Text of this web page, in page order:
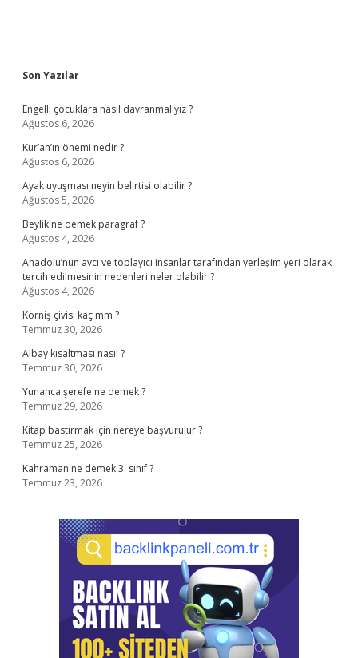
Sidebar
Son Yazılar
Engelli çocuklara nasıl davranmalıyız ?
Ağustos 6, 2026
Kur’an’ın önemi nedir ?
Ağustos 6, 2026
Ayak uyuşması neyin belirtisi olabilir ?
Ağustos 5, 2026
Beylik ne demek paragraf ?
Ağustos 4, 2026
Anadolu’nun avcı ve toplayıcı insanlar tarafından yerleşim yeri olarak
tercih edilmesinin nedenleri neler olabilir ?
Ağustos 4, 2026
Korniş çivisi kaç mm ?
Temmuz 30, 2026
Albay kısaltması nasıl ?
Temmuz 30, 2026
Yunanca şerefe ne demek ?
Temmuz 29, 2026
Kitap bastırmak için nereye başvurulur ?
Temmuz 25, 2026
Kahraman ne demek 3. sınıf ?
Temmuz 23, 2026